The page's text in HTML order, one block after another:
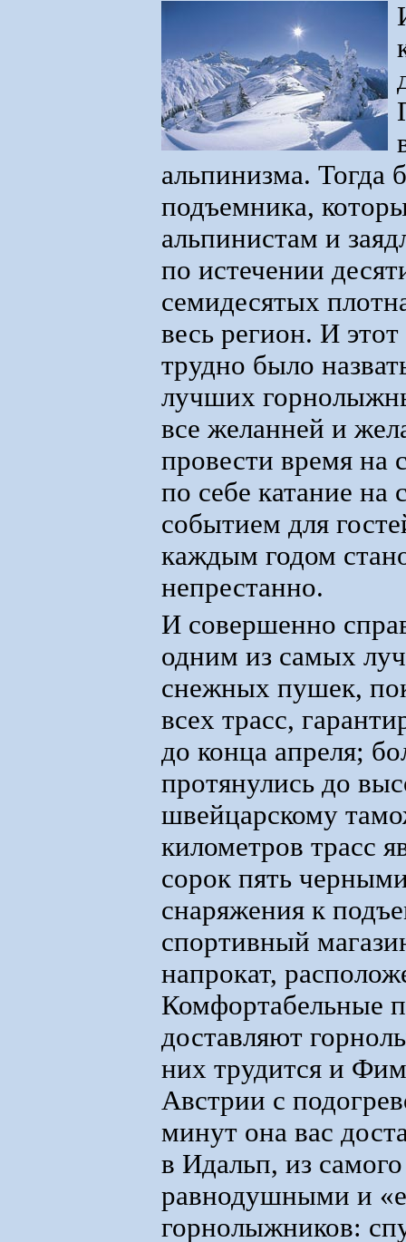
альпинизма. Тогда
подъемника,
альпинистам и
по истечении
семидесятых
весь регион. И
трудно было
лучших
все желанней и
провести время на
по себе катание
событием для
каждым годом
непрестанно.
И совершенно
одним из самых
снежных пушек,
всех трасс,
до конца апреля;
протянулись до
швейцарскому
километров трасс
сорок пять
снаряжения к
спортивный
напрокат,
Комфортабельные
доставляют
них трудится и
Австрии с
минут она вас
в Идальп, из
равнодушными и
горнолыжников: